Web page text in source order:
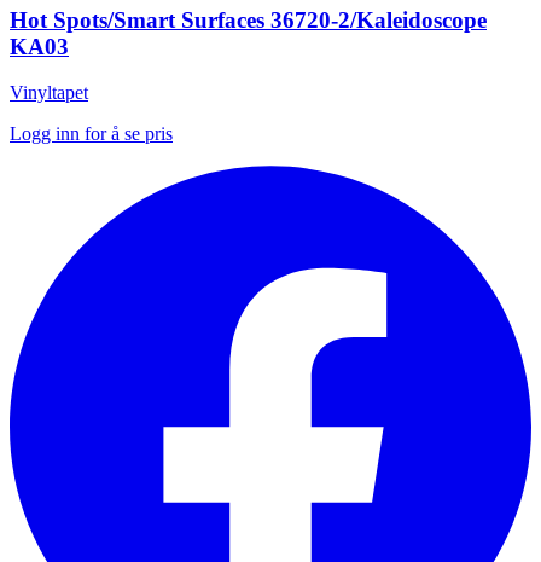
Hot Spots/Smart Surfaces 36720-2/Kaleidoscope
KA03
Vinyltapet
Logg inn for å se pris